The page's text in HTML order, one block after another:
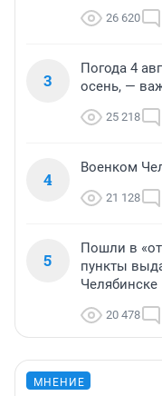
26 620
3
Погода 4
осень, —
25 218
4
Военком
21 128
5
Пошли в
пункты
Челябинске
20 478
МНЕНИЕ